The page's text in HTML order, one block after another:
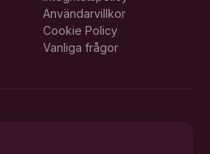
Användarvillkor
Cookie Policy
Vanliga frågor